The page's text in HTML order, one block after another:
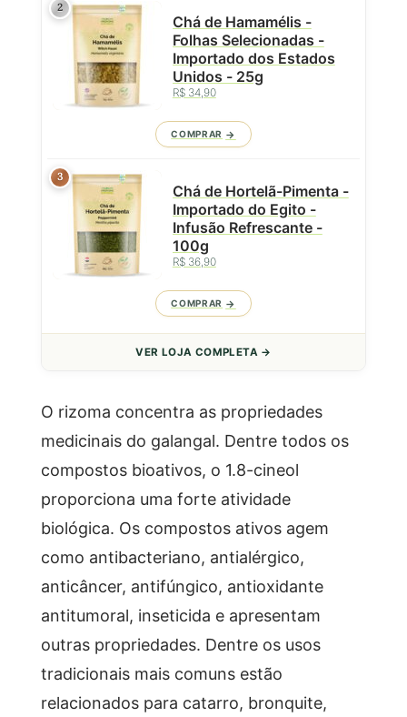
2
Chá de Hamamélis -
Folhas Selecionadas -
Importado dos Estados
Unidos - 25g
R$ 34,90
COMPRAR
3
Chá de Hortelã-Pimenta -
Importado do Egito -
Infusão Refrescante -
100g
R$ 36,90
COMPRAR
VER LOJA COMPLETA →
O rizoma concentra as propriedades
medicinais do galangal. Dentre todos os
compostos bioativos, o 1.8-cineol
proporciona uma forte atividade
biológica. Os compostos ativos agem
como antibacteriano, antialérgico,
anticâncer, antifúngico, antioxidante
antitumoral, inseticida e apresentam
outras propriedades. Dentre os usos
tradicionais mais comuns estão
relacionados para catarro, bronquite,